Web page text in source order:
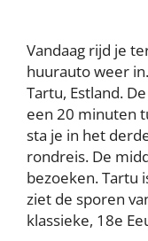
Vandaag rijd je
huurauto weer
Tartu, Estland.
een 20 minuten
sta je in het
rondreis. De
bezoeken. Tartu
ziet de sporen
klassieke, 18e